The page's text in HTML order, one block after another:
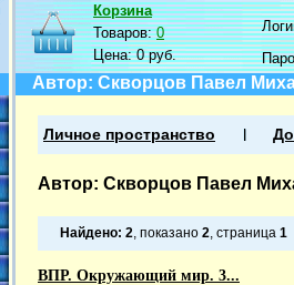
Корзина
Товаров:0
Цена:0 руб.
Автор: Скворцов Павел
Личное пространство
Автор: Скворцов Павел
Найдено: 2, показано 2, страница 1
ВПР. Окружающий мир. 3...